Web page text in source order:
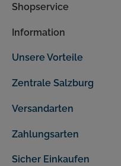
Shopservice
Information
Unsere Vorteile
Versandarten
Zahlungsarten
Zentrale Salzburg
Sicher Einkaufen